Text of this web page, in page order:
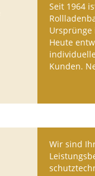
Seit 1964
Ursprünge
Heute
Kunden.
Wir sind